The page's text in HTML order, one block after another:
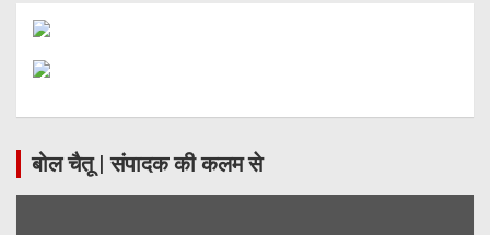
बोल चैतू | संपादक की कलम से